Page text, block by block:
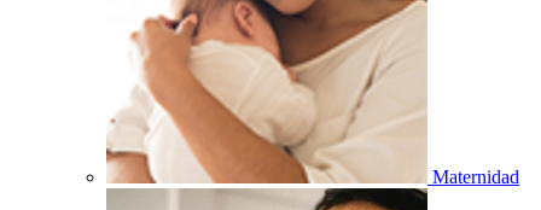
Maternidad